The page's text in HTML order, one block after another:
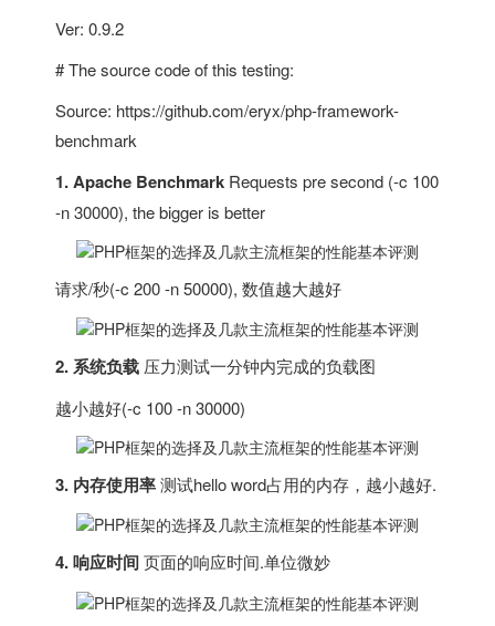
Ver: 0.9.2
# The source code of this testing:
Source: https://github.com/eryx/php-framework-
benchmark
1. Apache Benchmark Requests pre second (-c 100
-n 30000), the bigger is better
请求/秒(-c 200 -n 50000), 数值越大越好
2. 系统负载 压力测试一分钟内完成的负载图
越小越好(-c 100 -n 30000)
3. 内存使用率测试hello word占用的内存，越小越好.
4. 响应时间页面的响应时间.单位微妙